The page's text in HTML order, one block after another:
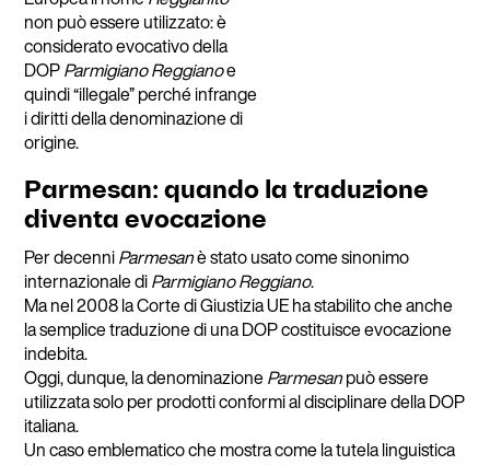
non può essere utilizzato: è
considerato evocativo della
DOPParmigiano Reggianoe
quindi “illegale” perché infrange
i diritti della denominazione di
origine.
Parmesan: quando la traduzione
diventa evocazione
Per decenniParmesanè stato usato come sinonimo
internazionale diParmigiano Reggiano.
Ma nel 2008 la Corte di Giustizia UE ha stabilito che anche
la semplice traduzione di una DOP costituisce evocazione
indebita.
Oggi, dunque, la denominazioneParmesanpuò essere
utilizzata solo per prodotti conformi al disciplinare della DOP
italiana.
Un caso emblematico che mostra come la tutela linguistica